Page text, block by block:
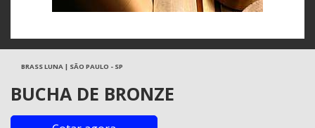
BRASS LUNA | SÃO PAULO - SP
BUCHA DE BRONZE